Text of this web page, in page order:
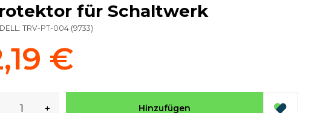
für Schaltwerk
TRV-PT-004 (9733)
€
+ Hinzufügen